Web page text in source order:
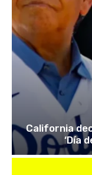
California
‘Día